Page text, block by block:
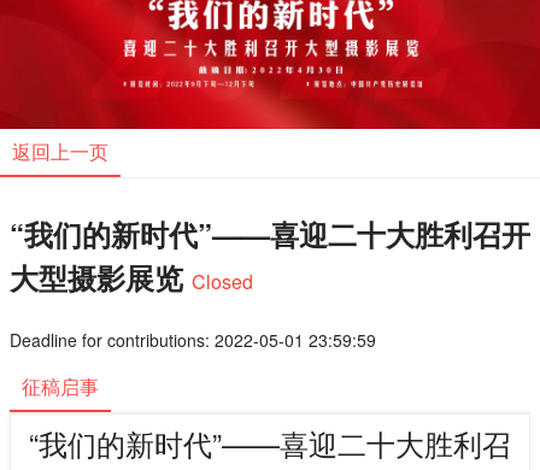
返回上一页
“我们的新时代”——喜迎二十大胜利召开
大型摄影展览 Closed
Deadline for contributions: 2022-05-01 23:59:59
征稿启事
“我们的新时代”——喜迎二十大胜利召